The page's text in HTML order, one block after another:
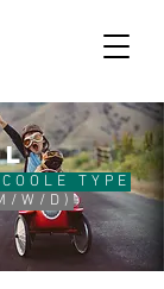
TYPE
W/D)